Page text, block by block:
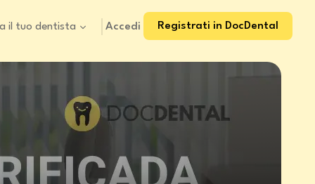
il tuo dentista Accedi Registrati in DocDental